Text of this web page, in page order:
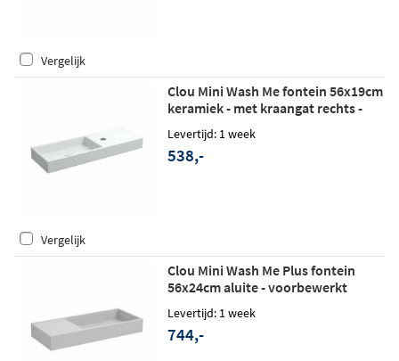
Vergelijk
Clou Mini Wash Me fontein 56x19cm
keramiek - met kraangat rechts -
glans wit
Levertijd: 1 week
538,-
Vergelijk
Clou Mini Wash Me Plus fontein
56x24cm aluite - voorbewerkt
Levertijd: 1 week
744,-